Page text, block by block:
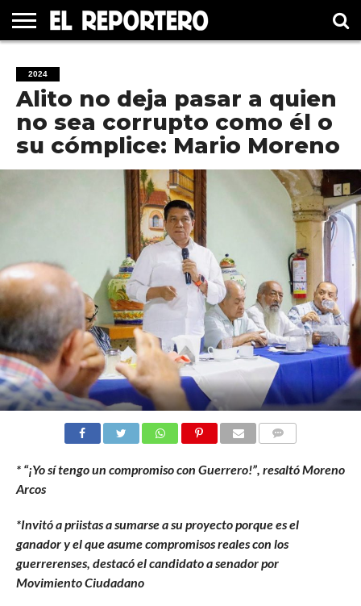
ELECCIÓN
2021
PRINCIPAL
MÉXICO
INTERNACIONAL
#UNMUNDOFELIZ
CULTURA
CINE
2024
Alito no deja pasar a quien
no sea corrupto como él o
su cómplice: Mario Moreno
* “¡Yo sí tengo un compromiso con Guerrero!”, resaltó Moreno
Arcos
*Invitó a priistas a sumarse a su proyecto porque es el
ganador y el que asume compromisos reales con los
guerrerenses, destacó el candidato a senador por
Movimiento Ciudadano